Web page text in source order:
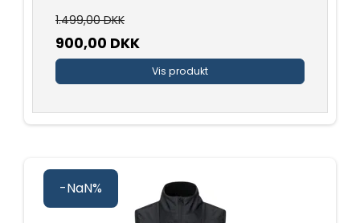
1.499,00 DKK
900,00 DKK
Vis produkt
-NaN%